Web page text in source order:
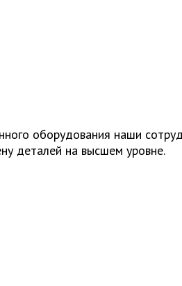
оборудования наши
деталей на высшем уровне.